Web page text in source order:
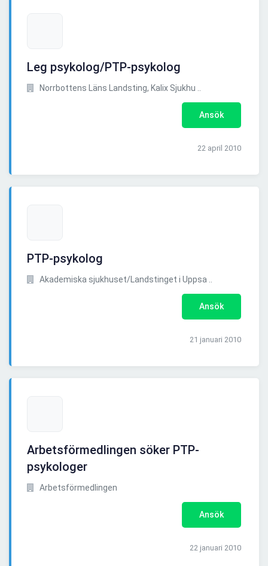
Leg psykolog/PTP-psykolog
Norrbottens Läns Landsting, Kalix Sjukhu ..
Ansök
22 april 2010
PTP-psykolog
Akademiska sjukhuset/Landstinget i Uppsa ..
Ansök
21 januari 2010
Arbetsförmedlingen söker PTP-
psykologer
Arbetsförmedlingen
Ansök
22 januari 2010